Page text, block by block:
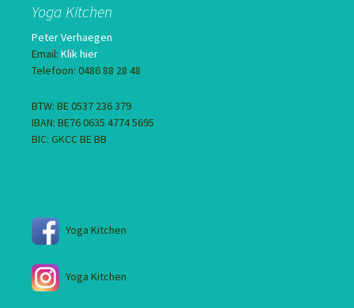
Yoga Kitchen
Peter Verhaegen
Email: Klik hier
Telefoon: 0486 88 28 48
BTW: BE 0537 236 379
IBAN: BE76 0635 4774 5695
BIC: GKCC BE BB
Yoga Kitchen
Yoga Kitchen